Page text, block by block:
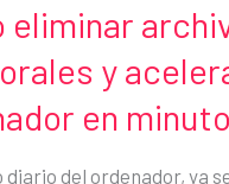
eliminar
y
en
diario del ordenador, ya